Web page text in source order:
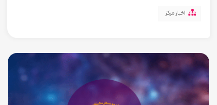
اخبار مرکز